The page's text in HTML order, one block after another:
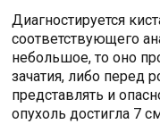
Диагностируется
соответствующего
небольшое, то оно
зачатия, либо перед
представлять и
опухоль достигла 7